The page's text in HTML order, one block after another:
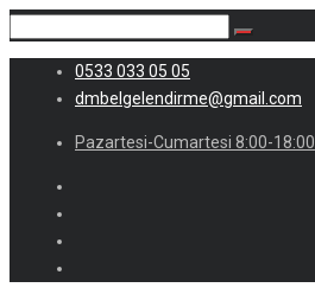
0533 033 05 05
dmbelgelendirme@gmail.com
Pazartesi-Cumartesi 8:00-18:00